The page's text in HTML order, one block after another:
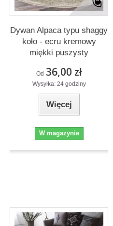
Dywan Alpaca typu shaggy
koło - ecru kremowy
miękki puszysty
Od 36,00 zł
Wysyłka: 24 godziny
Więcej
W magazynie